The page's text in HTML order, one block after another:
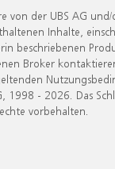
der UBS AG
Inhalte,
beschriebenen
Broker
- 2026. Das
vorbehalten.